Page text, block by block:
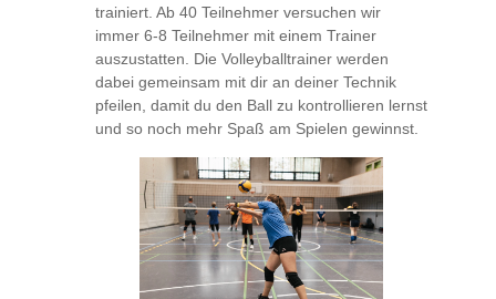
trainiert. Ab 40 Teilnehmer versuchen wir
immer 6-8 Teilnehmer mit einem Trainer
auszustatten. Die Volleyballtrainer werden
dabei gemeinsam mit dir an deiner Technik
pfeilen, damit du den Ball zu kontrollieren lernst
und so noch mehr Spaß am Spielen gewinnst.